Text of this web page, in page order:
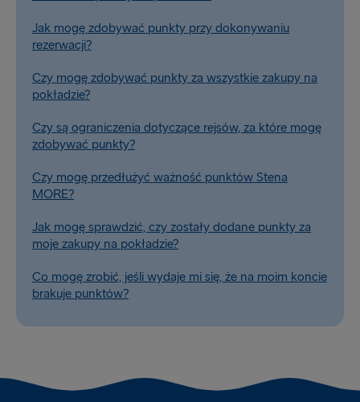
Jak mogę zdobywać punkty przy dokonywaniu
rezerwacji?
Czy mogę zdobywać punkty za wszystkie zakupy na
pokładzie?
Czy są ograniczenia dotyczące rejsów, za które mogę
zdobywać punkty?
Czy mogę przedłużyć ważność punktów Stena
MORE?
Jak mogę sprawdzić, czy zostały dodane punkty za
moje zakupy na pokładzie?
Co mogę zrobić, jeśli wydaje mi się, że na moim koncie
brakuje punktów?